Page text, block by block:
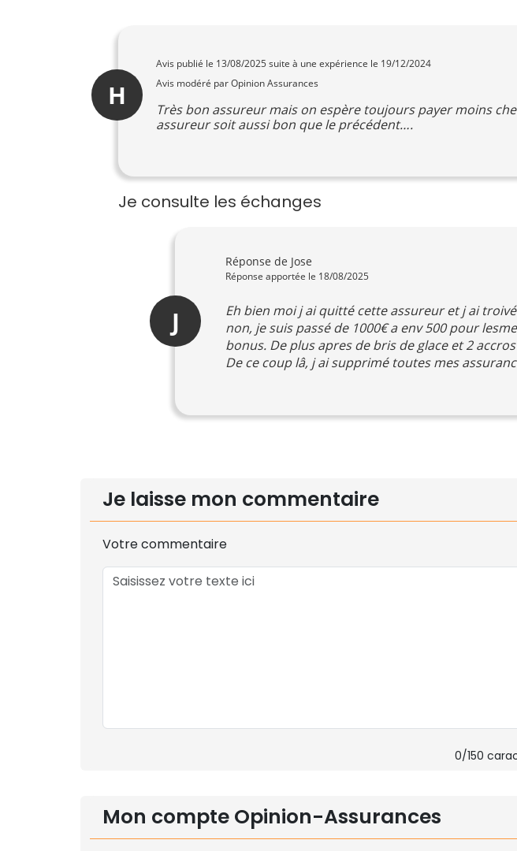
H
Avis publié le 13/08/2025 suite à une expérience le 19/12/2024
Avis modéré par Opinion Assurances
Très bon assureur mais on espère toujours payer moins
assureur soit aussi bon que le précédent….
Je consulte les échanges
J
Réponse de Jose
Réponse apportée le 18/08/2025
Eh bien moi j ai quitté cette assureur et j ai
non, je suis passé de 1000€ a env 500 pour
bonus. De plus apres de bris de glace et 2
De ce coup lâ, j ai supprimé toutes mes
Je laisse mon commentaire
Votre commentaire
0/150
Mon compte Opinion-Assurances